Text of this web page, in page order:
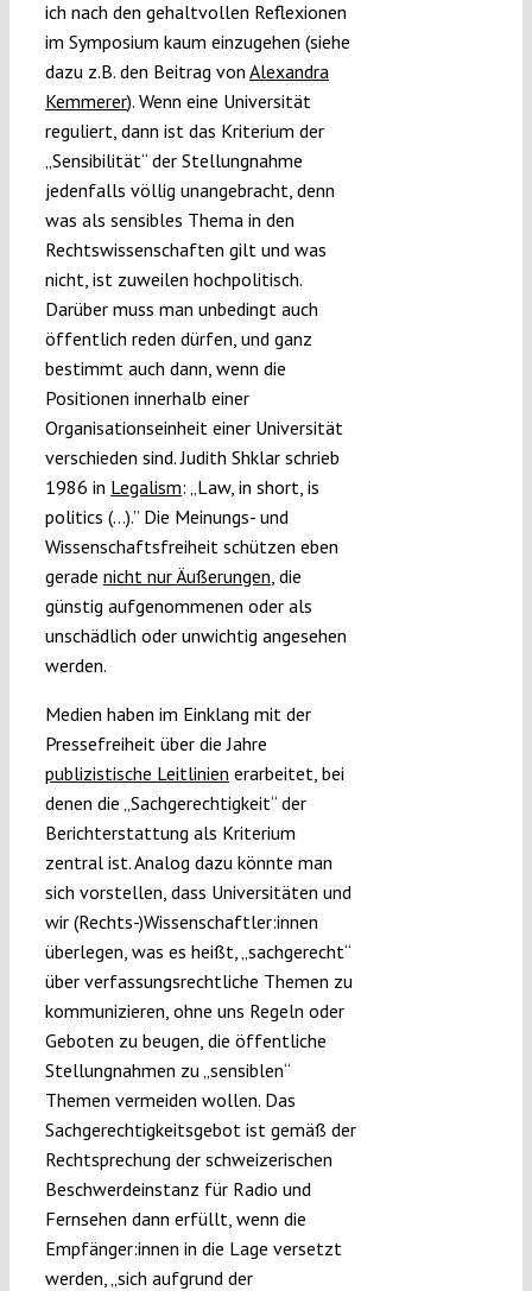
ich nach den gehaltvollen Reflexionen
im Symposium kaum einzugehen (siehe
dazu z.B. den Beitrag von Alexandra
Kemmerer). Wenn eine Universität
reguliert, dann ist das Kriterium der
„Sensibilität“ der Stellungnahme
jedenfalls völlig unangebracht, denn
was als sensibles Thema in den
Rechtswissenschaften gilt und was
nicht, ist zuweilen hochpolitisch.
Darüber muss man unbedingt auch
öffentlich reden dürfen, und ganz
bestimmt auch dann, wenn die
Positionen innerhalb einer
Organisationseinheit einer Universität
verschieden sind.Judith Shklar schrieb
1986 in Legalism: „Law, in short, is
politics (…).” Die Meinungs- und
Wissenschaftsfreiheit schützen eben
gerade nicht nur Äußerungen , die
günstig aufgenommenen oder als
unschädlich oder unwichtig angesehen
werden.
Medien haben im Einklang mit der
Pressefreiheit über die Jahre
publizistische Leitlinien erarbeitet, bei
denen die „Sachgerechtigkeit“ der
Berichterstattung als Kriterium
zentral ist. Analog dazu könnte man
sich vorstellen, dass Universitäten und
wir (Rechts-)Wissenschaftler:innen
überlegen, was es heißt, „sachgerecht“
über verfassungsrechtliche Themen zu
kommunizieren, ohne uns Regeln oder
Geboten zu beugen, die öffentliche
Stellungnahmen zu „sensiblen“
Themen vermeiden wollen. Das
Sachgerechtigkeitsgebot ist gemäß der
Rechtsprechung der schweizerischen
Beschwerdeinstanz für Radio und
Fernsehen dann erfüllt, wenn die
Empfänger:innen in die Lage versetzt
werden, „sich aufgrund der